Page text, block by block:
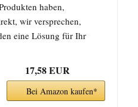
haben,
wir versprechen,
eine Lösung für Ihr
17,58 EUR
Bei Amazon kaufen*